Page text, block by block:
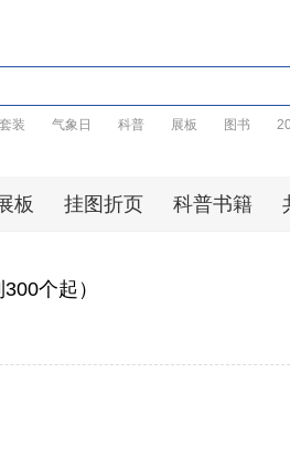
装 气象日 科普 展板 图书
板 挂图折页 科普书籍
个起）